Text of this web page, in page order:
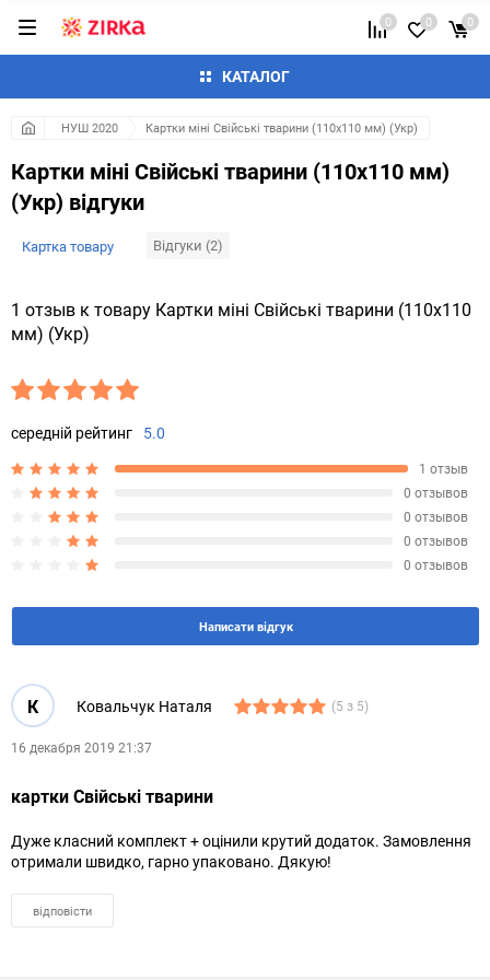
КАТАЛОГ
0 0 0
НУШ 2020 Картки міні Свійські тварини (110х110 мм) (Укр)
Картки міні Свійські тварини (110х110 мм)
(Укр) відгуки
Картка товару Відгуки (2)
1 отзыв к товару Картки міні Свійські тварини (110х110
мм) (Укр)
5.0
середній рейтинг
1 отзыв
0 отзывов
0 отзывов
0 отзывов
0 отзывов
Написати відгук
К Ковальчук Наталя (5 з 5)
16 декабря 2019 21:37
картки Свійські тварини
Дуже класний комплект + оцінили крутий додаток. Замовлення
отримали швидко, гарно упаковано. Дякую!
відповісти